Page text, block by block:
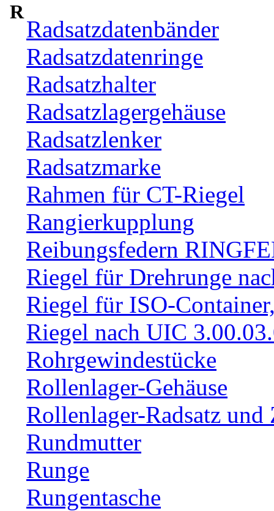
R
Radsatzdatenbänder
Radsatzdatenringe
Radsatzhalter
Radsatzlagergehäuse
Radsatzlenker
Radsatzmarke
Rahmen für CT-Riegel
Rangierkupplung
Reibungsfedern
Riegel für Drehrunge
Riegel für ISO-
Riegel nach UIC
Rohrgewindestücke
Rollenlager-Gehäuse
Rollenlager-Radsatz und
Rundmutter
Runge
Rungentasche